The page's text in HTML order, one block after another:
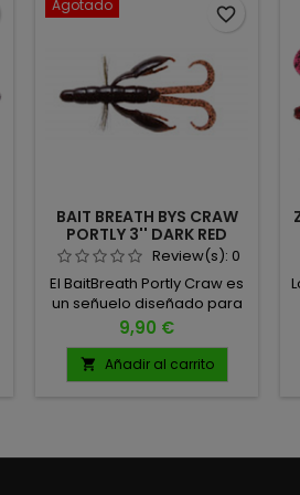
Agotado
BAIT BREATH BYS CRAW
PORTLY 3'' DARK RED
Review(s): 0
El BaitBreath Portly Craw es
un señuelo diseñado para
atraer a los bass más
difíciles, combinando un
cuerpo voluminoso con
detalles minuciosos que
Precio
9,90 €
 Añadir al carrito
favorite_border